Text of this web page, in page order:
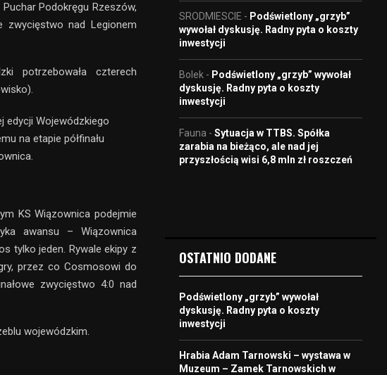
Podokręgu Rzeszów,
zwycięstwo nad Legionem
potrzebowała czterech
edycji Wojewódzkiego
na etapie półfinału
KS Wiązownica podejmie
awansu – Wiązownica
tylko jeden. Rywale ekipy z
przez co Cosmosowi do
zwycięstwo 4:0 nad
wojewódzkim.
SRODMIESCIE - Podświetlony „grzyb”
wywołał dyskusję. Radny pyta o koszty
inwestycji
Bolek - Podświetlony „grzyb” wywołał
dyskusję. Radny pyta o koszty
inwestycji
Fauna - Sytuacja w TTBS. Spółka
zarabia na bieżąco, ale nad jej
przyszłością wisi 6,8 mln zł roszczeń
OSTATNIO DODANE
Podświetlony „grzyb” wywołał
dyskusję. Radny pyta o koszty
inwestycji
Hrabia Adam Tarnowski – wystawa w
Muzeum – Zamek Tarnowskich w